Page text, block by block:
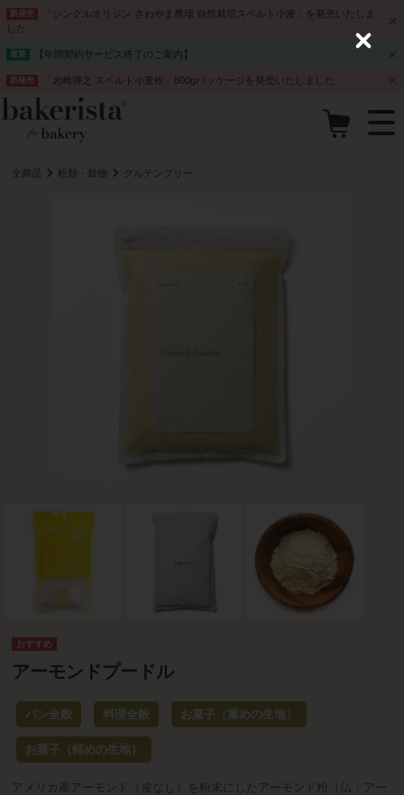
新発売
「シングルオリジン さわやま農場 自然栽培スペルト小麦」を発売いたしま
した
重要 【年間契約サービス終了のご案内】
新発売 「岩崎博之 スペルト小麦粉」800gパッケージを発売いたしました
全商品 粉類・穀物 グルテンフリー
アーモンドプードル
パン全般 料理全般 お菓子（重めの生地）
お菓子（軽めの生地）
アメリカ産アーモンド（皮なし）を粉末にしたアーモンド粉（仏：アー
C